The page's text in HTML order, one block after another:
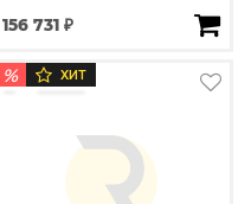
156 731 ₽
% ХИТ